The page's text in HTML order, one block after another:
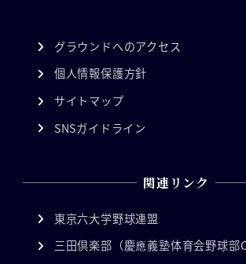
グラウンドへのアクセス
個人情報保護方針
サイトマップ
SNSガイドライン
関連リンク
東京六大学野球連盟
三田倶楽部（慶應義塾体育会野球部